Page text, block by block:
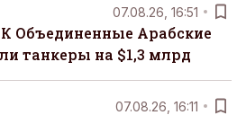
07.08.26, 16:51
Объединенные Арабские
танкеры на $1,3 млрд
07.08.26, 16:11